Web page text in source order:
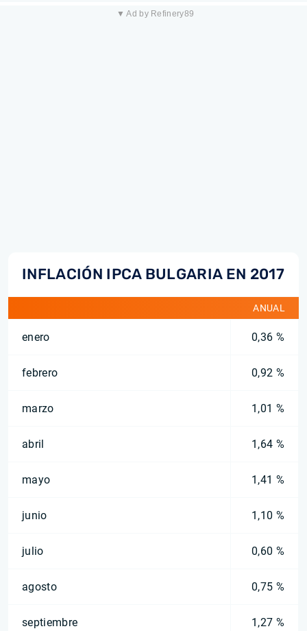
▼ Ad by Refinery89
INFLACIÓN IPCA BULGARIA EN 2017
ANUAL
enero 0,36 %
febrero 0,92 %
marzo 1,01 %
abril 1,64 %
mayo 1,41 %
junio 1,10 %
julio 0,60 %
agosto 0,75 %
septiembre 1,27 %